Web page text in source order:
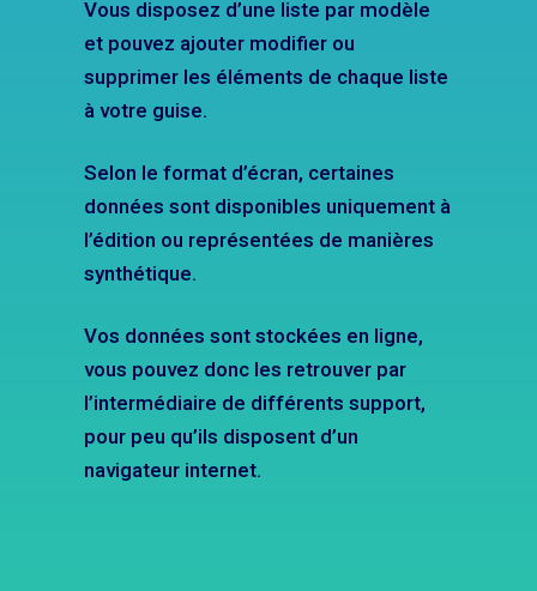
Vous disposez d’une liste par modèle
et pouvez ajouter modifier ou
supprimer les éléments de chaque liste
à votre guise.
Selon le format d’écran, certaines
données sont disponibles uniquement à
l’édition ou représentées de manières
synthétique.
Vos données sont stockées en ligne,
vous pouvez donc les retrouver par
l’intermédiaire de différents support,
pour peu qu’ils disposent d’un
navigateur internet.